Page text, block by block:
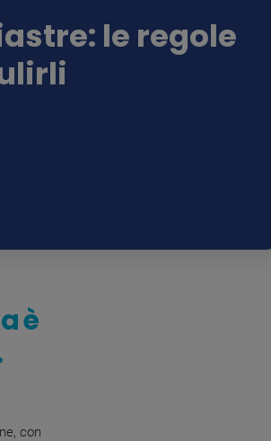
le regole
è
con